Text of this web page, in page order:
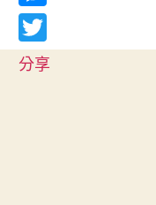
o
o
k
n
t
e
i
n
k
M
e
s
T
分享